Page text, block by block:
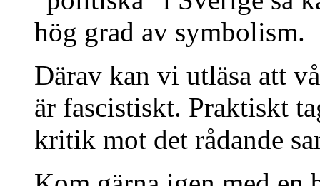
hög grad av symbolism.
Därav kan vi utläsa att
är fascistiskt. Praktiskt
kritik mot det rådande